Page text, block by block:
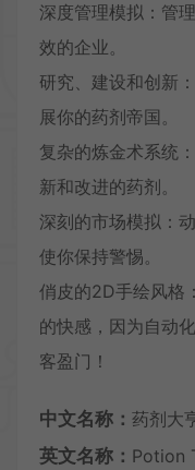
深度管理模拟：管
效的企业。
研究、建设和创新
展你的药剂帝国。
复杂的炼金术系统
新和改进的药剂。
深刻的市场模拟：
使你保持警惕。
俏皮的2D手绘风格
的快感，因为自动
客盈门！
中文名称： 药剂大
英文名称： Potion